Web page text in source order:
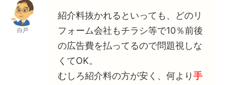
白戸
紹介料抜かれるといっても、どのリ
フォーム会社もチラシ等で10％前後
の広告費を払ってるので問題視しな
くてOK。
むしろ紹介料の方が安く、何より手